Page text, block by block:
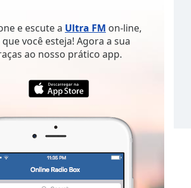
e escute a Ultra FM on-line,
você esteja! Agora a sua
ao nosso prático app.